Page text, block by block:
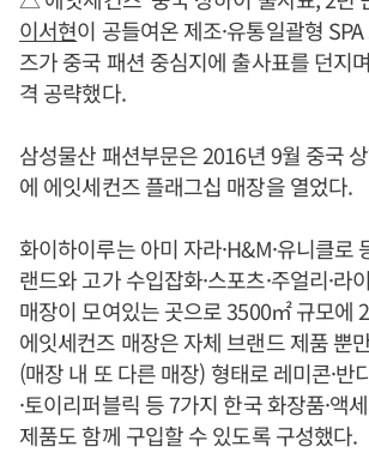
이서현이 공들여온 제조·유통일괄형
즈가 중국 패션 중심지에 출사표를 던지
격 공략했다.
삼성물산 패션부문은 2016년 9월 중국
에 에잇세컨즈 플래그십 매장을 열었다.
화이하이루는 아미 자라·H&M·유니클로
랜드와 고가 수입잡화·스포츠·주얼리·라
매장이 모여있는 곳으로 3500㎡ 규모에
에잇세컨즈 매장은 자체 브랜드 제품 뿐
(매장 내 또 다른 매장) 형태로 레미콘·반
·토이리퍼블릭 등 7가지 한국 화장품·액
제품도 함께 구입할 수 있도록 구성했다.